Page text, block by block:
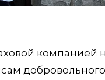
компанией
добровольного